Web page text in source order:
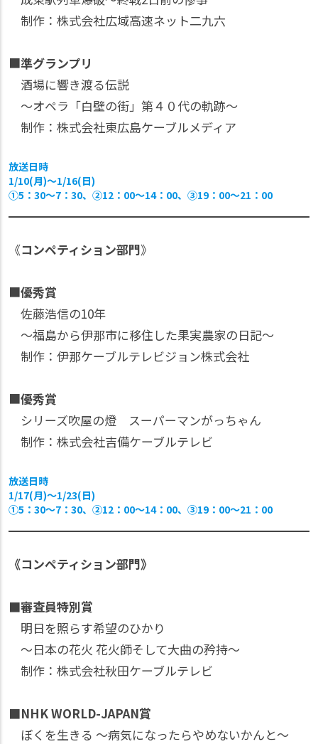
制作：株式会社広域高速ネット二九六
■準グランプリ
酒場に響き渡る伝説
～オペラ「白壁の街」第４０代の軌跡～
制作：株式会社東広島ケーブルメディア
放送日時
1/10(月)〜1/16(日)
①5：30〜7：30、②12：00〜14：00、③19：00〜21：00
《コンペティション部門》
■優秀賞
佐藤浩信の10年
～福島から伊那市に移住した果実農家の日記～
制作：伊那ケーブルテレビジョン株式会社
■優秀賞
シリーズ吹屋の燈 スーパーマンがっちゃん
制作：株式会社吉備ケーブルテレビ
放送日時
1/17(月)〜1/23(日)
①5：30〜7：30、②12：00〜14：00、③19：00〜21：00
《コンペティション部門》
■審査員特別賞
明日を照らす希望のひかり
〜日本の花火 花火師そして大曲の矜持〜
制作：株式会社秋田ケーブルテレビ
■NHK WORLD-JAPAN賞
ぼくを生きる 〜病気になったらやめないかんと〜